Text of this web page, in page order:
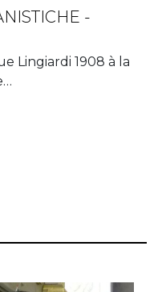
-
Lingiardi 1908 à la